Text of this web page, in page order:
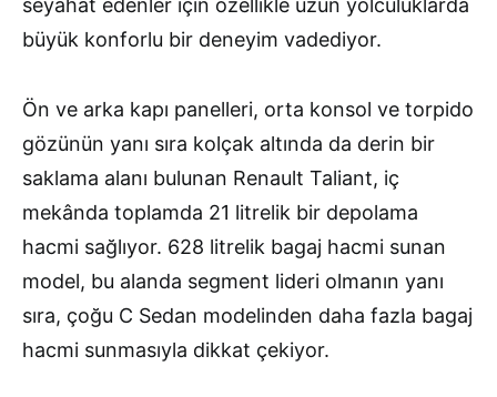
seyahat edenler için özellikle uzun yolculuklarda
büyük konforlu bir deneyim vadediyor.
Ön ve arka kapı panelleri, orta konsol ve torpido
gözünün yanı sıra kolçak altında da derin bir
saklama alanı bulunan Renault Taliant, iç
mekânda toplamda 21 litrelik bir depolama
hacmi sağlıyor. 628 litrelik bagaj hacmi sunan
model, bu alanda segment lideri olmanın yanı
sıra, çoğu C Sedan modelinden daha fazla bagaj
hacmi sunmasıyla dikkat çekiyor.